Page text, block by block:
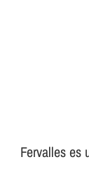
Fervalles es